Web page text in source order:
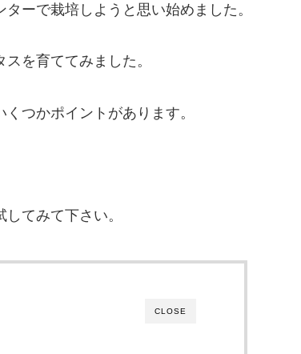
ーで栽培しようと思い始めました。
を育ててみました。
つかポイントがあります。
てみて下さい。
CLOSE